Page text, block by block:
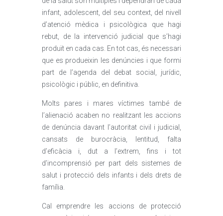
infant, adolescent, del seu context, del nivell
d’atenció mèdica i psicològica que hagi
rebut, de la intervenció judicial que s’hagi
produït en cada cas. En tot cas, és necessari
que es produeixin les denúncies i que formi
part de l’agenda del debat social, jurídic,
psicològic i públic, en definitiva.
Molts pares i mares víctimes també de
l’alienació acaben no realitzant les accions
de denúncia davant l’autoritat civil i judicial,
cansats de burocràcia, lentitud, falta
d’eficàcia i, dut a l’extrem, fins i tot
d’incomprensió per part dels sistemes de
salut i protecció dels infants i dels drets de
família.
Cal emprendre les accions de protecció